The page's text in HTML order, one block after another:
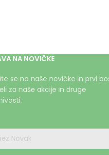
NA NOVIČKE
se na naše novičke in prvi
za naše akcije in druge